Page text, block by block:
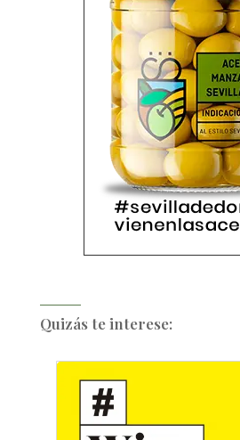
Quizás te interese: